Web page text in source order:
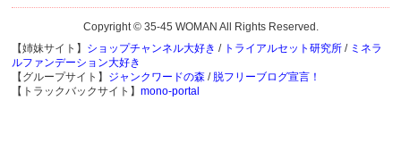
Copyright © 35-45 WOMAN All Rights Reserved.
【姉妹サイト】 ショップチャンネル大好き / トライアルセット研究所 / ミネラ
ルファンデーション大好き
【グループサイト】 ジャンクワードの森 / 脱フリーブログ宣言！
【トラックバックサイト】mono-portal